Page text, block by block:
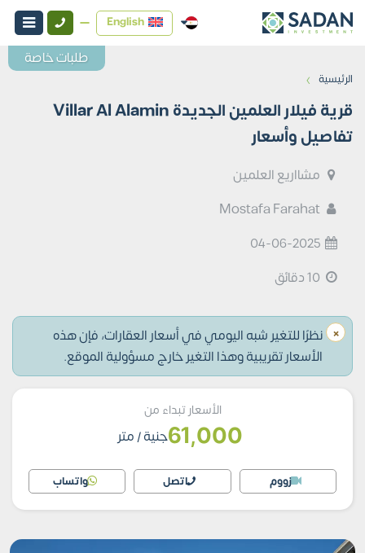
English
الرئيسية ›
قرية فيلار العلمين الجديدة Villar Al Alamin
تفاصيل وأسعار
مشااريع العلمين
Mostafa Farahat
04-06-2025
× نظرًا للتغير شبه اليومي في أسعار العقارات، فإن هذه
الأسعار تقريبية وهذا التغير خارج مسؤولية الموقع.
الأسعار تبداء من
61,000جنية/ متر
زووم اتصل واتساب
طلبات خاصة